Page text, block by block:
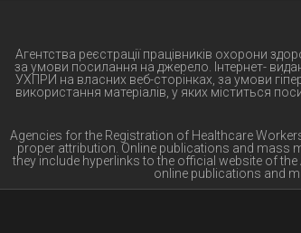
Агентства реєстрації працівників охорони
за умови посилання на джерело. Інтернет-
УХПРИ на власних веб-сторінках, за умови
використання матеріалів, у яких міститься
Agencies for the Registration of Healthcare
proper attribution. Online publications and mass
they include hyperlinks to the official website of
online publications and